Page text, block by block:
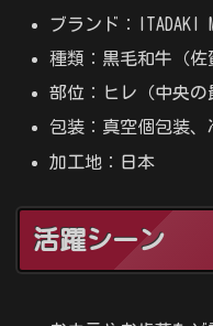
ブランド：ITADAKI
種類：黒毛和牛（佐
部位：ヒレ（中央の
包装：真空個包装、
加工地：日本
活躍シーン